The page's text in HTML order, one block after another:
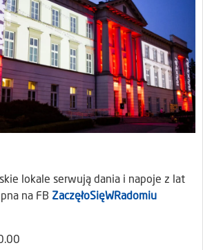
lokale serwują dania i napoje z lat
na FB ZaczęłoSięWRadomiu